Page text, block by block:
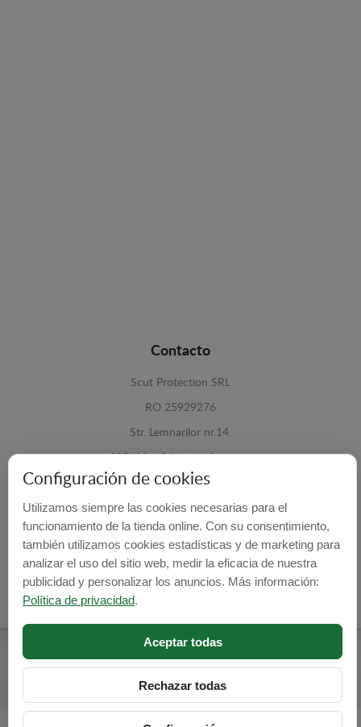
Contacto
Scut Protection SRL
RO 25929276
Str. Lemnarilor nr.14.
535600 - Odorheiu Secuiesc
Harghita, Romania
E-mail: info@cubrecarter.com
Site: www.cubrecarter.com
Cubre Carter -© 2026
Configuración de cookies
Utilizamos siempre las cookies necesarias para el
funcionamiento de la tienda online. Con su consentimiento,
también utilizamos cookies estadísticas y de marketing para
analizar el uso del sitio web, medir la eficacia de nuestra
publicidad y personalizar los anuncios. Más información:
Política de privacidad.
Aceptar todas
Rechazar todas